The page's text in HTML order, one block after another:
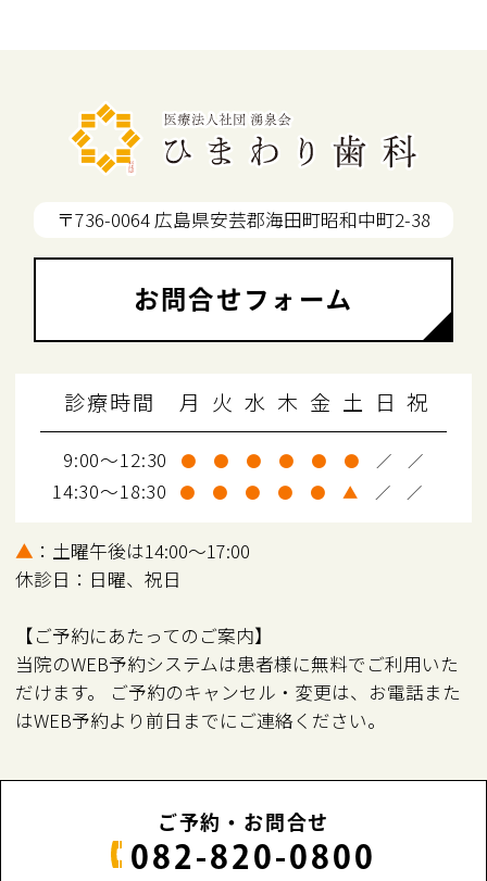
〒736-0064 広島県安芸郡海田町昭和中町2-38
お問合せフォーム
診療時間 月 火 水 木 金 土 日 祝
9:00～12:30 ● ● ● ● ● ● ／ ／
14:30～18:30 ● ● ● ● ● ▲ ／ ／
▲ ：土曜午後は14:00～17:00
休診日：日曜、祝日
【ご予約にあたってのご案内】
当院のWEB予約システムは患者様に無料でご利用いた
だけます。 ご予約のキャンセル・変更は、お電話また
はWEB予約より前日までにご連絡ください。
ご予約・お問合せ
082-820-0800